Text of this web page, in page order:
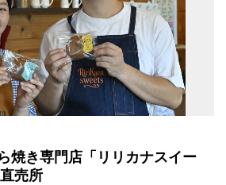
焼き専門店「リリカナスイー
売所